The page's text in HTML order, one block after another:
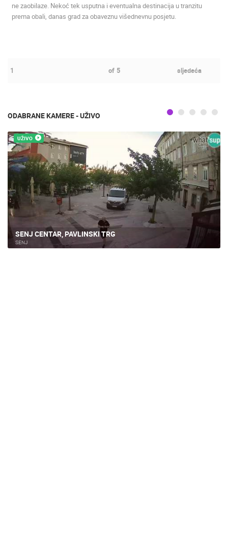
ne zaobilaze. Nekoć tek usputna i eventualna destinacija u tranzitu
prema obali, danas grad za obaveznu višednevnu posjetu.
1 of 5 sljedeća
ODABRANE KAMERE - UŽIVO
UŽIVO
SENJ CENTAR, PAVLINSKI TRG
SENJ